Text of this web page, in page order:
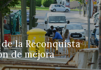
la Reconquista
de mejora